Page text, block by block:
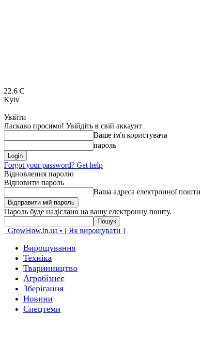
22.6 C
Kyiv
Увійти
Ласкаво просимо! Увійдіть в свій аккаунт
Ваше ім'я користувача
пароль
Forgot your password? Get help
Відновлення паролю
Відновити пароль
Ваша адреса електронної пошти
Пароль буде надіслано на вашу електронну пошту.
GrowHow.in.ua • [ Як вирощувати ]
Вирощування
Техніка
Тваринництво
Агробізнес
Зберігання
Новини
Спецтеми